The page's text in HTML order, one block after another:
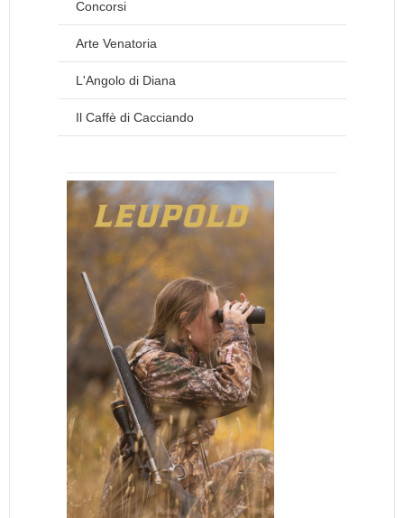
Concorsi
Arte Venatoria
L'Angolo di Diana
Il Caffè di Cacciando